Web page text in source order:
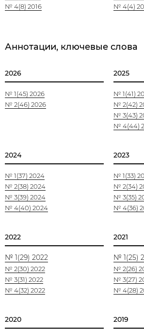
№ 4(8) 2016
№ 4(4)
Аннотации, ключевые слова
2026
№ 1(45) 2026
№ 2(46) 2026
2025
№ 1(41)
№ 2(42)
№ 3(43)
№ 4(44)
2024
№ 1(37) 2024
№ 2(38) 2024
№ 3(39) 2024
№ 4(40) 2024
2023
№ 1(33)
№ 2(34)
№ 3(35)
№ 4(36)
2022
№ 1(29) 2022
№ 2(30) 2022
№ 3(31) 2022
№ 4(32) 2022
2021
№ 1(25)
№ 2(26)
№ 3(27)
№ 4(28)
2020 2019